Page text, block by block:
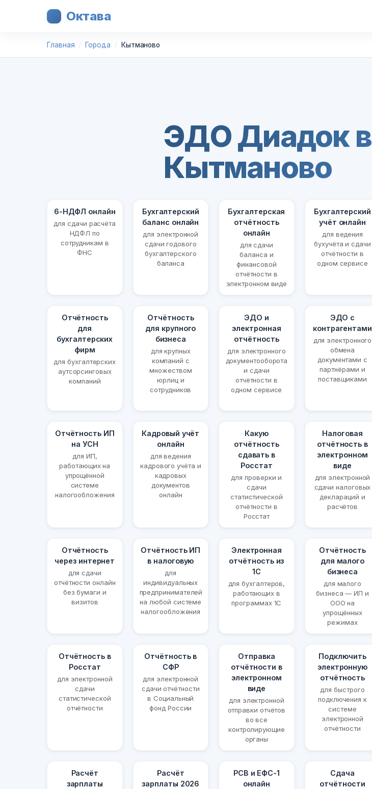
Октава
Главная Города Кытманово
ЭДО Диадок в
Кытманово
6-НДФЛ онлайн
для сдачи расчёта
НДФЛ по
сотрудникам в
ФНС
Бухгалтерский
баланс онлайн
для электронной
сдачи годового
бухгалтерского
баланса
Бухгалтерская
отчётность
онлайн
для сдачи
баланса и
финансовой
отчётности в
электронном виде
Бухгалтерский
учёт онлайн
для ведения
бухучёта и сдачи
отчётности в
одном сервисе
Отчётность
для
бухгалтерских
фирм
для бухгалтерских
аутсорсинговых
компаний
Отчётность
для крупного
бизнеса
для крупных
компаний с
множеством
юрлиц и
сотрудников
ЭДО и
электронная
отчётность
для электронного
документооборота
и сдачи
отчётности в
одном сервисе
ЭДО с
контрагентами
для электронного
обмена
документами с
партнёрами и
поставщиками
Отчётность ИП
на УСН
для ИП,
работающих на
упрощённой
системе
налогообложения
Кадровый учёт
онлайн
для ведения
кадрового учёта и
кадровых
документов
онлайн
Какую
отчётность
сдавать в
Росстат
для проверки и
сдачи
статистической
отчётности в
Росстат
Налоговая
отчётность в
электронном
виде
для электронной
сдачи налоговых
деклараций и
расчётов
Отчётность
через интернет
для сдачи
отчётности онлайн
без бумаги и
визитов
Отчётность ИП
в налоговую
для
индивидуальных
предпринимателей
на любой системе
налогообложения
Электронная
отчётность из
1С
для бухгалтеров,
работающих в
программах 1С
Отчётность
для малого
бизнеса
для малого
бизнеса — ИП и
ООО на
упрощённых
режимах
Отчётность в
Росстат
для электронной
сдачи
статистической
отчётности
Отчётность в
СФР
для электронной
сдачи отчётности
в Социальный
фонд России
Отправка
отчётности в
электронном
виде
для электронной
отправки отчётов
во все
контролирующие
органы
Подключить
электронную
отчётность
для быстрого
подключения к
системе
электронной
отчётности
Расчёт
зарплаты
Расчёт
зарплаты 2026
РСВ и ЕФС-1
онлайн
Сдача
отчётности